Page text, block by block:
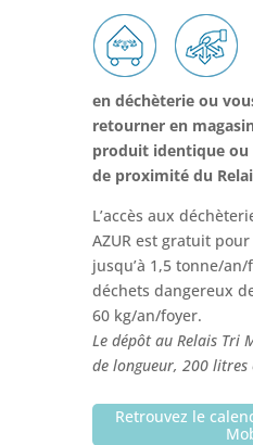
en déchèterie ou
retourner en
produit identique ou
de proximité du
L’accès aux
AZUR est gratuit
jusqu’à 1,5 tonne/
déchets dangereux
60 kg/an/foyer.
Le dépôt au Relais Tri
de longueur, 200 litres
Retrouvez le